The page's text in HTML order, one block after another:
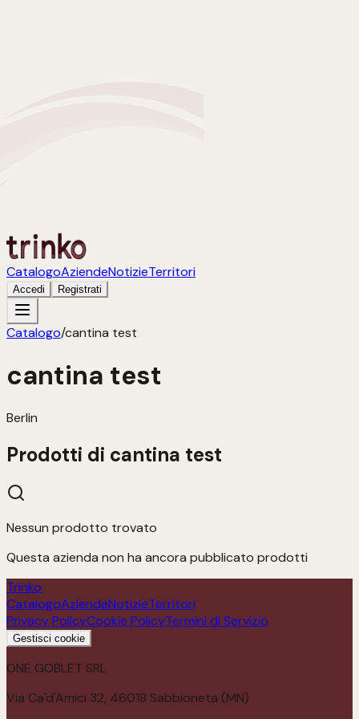
CatalogoAziendeNotizieTerritori
Accedi Registrati
Catalogo/cantina test
cantina test
Berlin
Prodotti di cantina test
Nessun prodotto trovato
Questa azienda non ha ancora pubblicato prodotti
Trinko
CatalogoAziendeNotizieTerritori
Privacy PolicyCookie PolicyTermini di Servizio
Gestisci cookie
ONE GOBLET SRL
Via Ca'd'Amici 32, 46018 Sabbioneta (MN)